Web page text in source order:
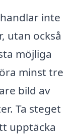
inte
utan också
möjliga
minst tre
bild av
Ta steget
upptäcka